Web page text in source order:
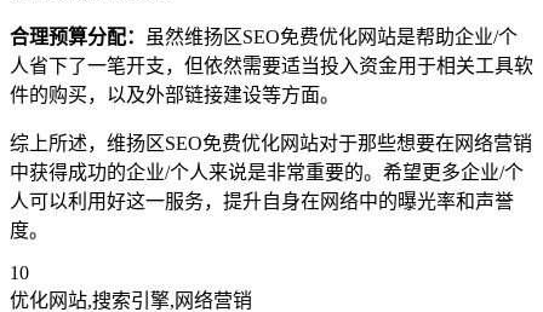
合理预算分配：
虽然维扬区SEO免费优化网站是帮助企业/个
人省下了一笔开支，但依然需要适当投入资金用于相关工具软
件的购买，以及外部链接建设等方面。
综上所述，维扬区SEO免费优化网站对于那些想要在网络营销
中获得成功的企业/个人来说是非常重要的。希望更多企业/个
人可以利用好这一服务，提升自身在网络中的曝光率和声誉
度。
10
优化网站,搜索引擎,网络营销